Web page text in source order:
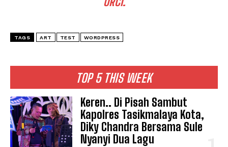
TOP 5 THIS WEEK
Keren.. Di Pisah Sambut
Kapolres Tasikmalaya Kota,
Diky Chandra Bersama Sule
Nyanyi Dua Lagu
TAGS ART TEST WORDPRESS